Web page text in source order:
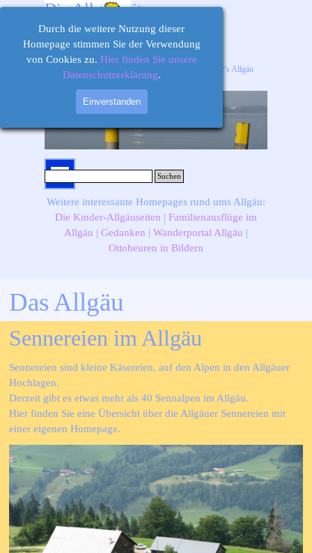
Durch die weitere Nutzung dieser
Homepage stimmen Sie der Verwendung
von Cookies zu. Hier finden Sie unsere
Datenschutzerklärung.
Einverstanden
Direkt zum Seiteninhalt
Die Allgäuseiten
Ihr Informations-, Ausflugs- und Freizeitportal für’s Allgäu
Weitere interessante Homepages rund ums Allgäu:
Die Kinder-Allgäuseiten | Familienausflüge im
Allgäu | Gedanken | Wanderportal Allgäu |
Ottobeuren in Bildern
Suchen
Das Allgäu
Sennereien im Allgäu
Sennereien sind kleine Käsereien, auf den Alpen in den Allgäuer
Hochlagen.
Derzeit gibt es etwas mehr als 40 Sennalpen im Allgäu.
Hier finden Sie eine Übersicht über die Allgäuer Sennereien mit
einer eigenen Homepage.